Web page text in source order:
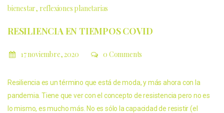
bienestar reflexiones planetarias
RESILIENCIA EN TIEMPOS COVID
17 noviembre, 2020 0 Comments
Resiliencia es un término que está de moda, y más ahora con la
pandemia. Tiene que ver con el concepto de resistencia pero no es
lo mismo, es mucho más. No es sólo la capacidad de resistir (el